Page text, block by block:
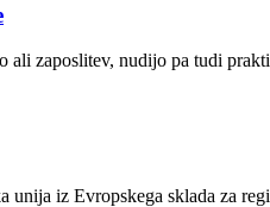
ali zaposlitev, nudijo pa tudi
iz Evropskega sklada za